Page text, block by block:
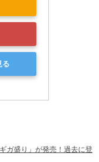
る
ガ盛り」が発売！過去に登